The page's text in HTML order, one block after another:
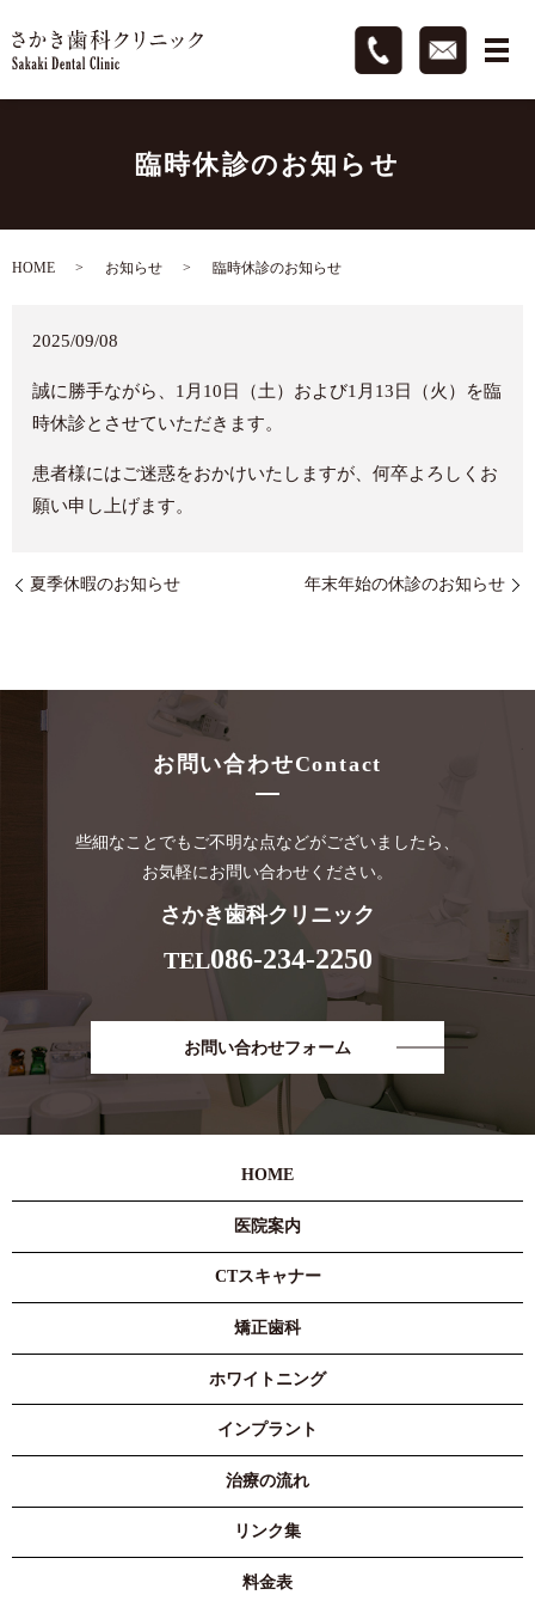
臨時休診のお知らせ
HOME お知らせ 臨時休診のお知らせ
2025/09/08
誠に勝手ながら、1月10日（土）および1月13日（火）を臨
時休診とさせていただきます。
患者様にはご迷惑をおかけいたしますが、何卒よろしくお
願い申し上げます。
夏季休暇のお知らせ 年末年始の休診のお知らせ
お問い合わせContact
些細なことでもご不明な点などがございましたら、
お気軽にお問い合わせください。
さかき歯科クリニック
TEL086-234-2250
お問い合わせフォーム
HOME
医院案内
CTスキャナー
矯正歯科
ホワイトニング
インプラント
治療の流れ
リンク集
料金表